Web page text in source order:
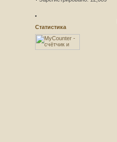
Статистика